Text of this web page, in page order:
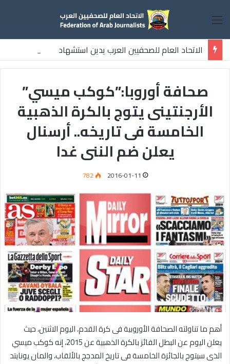
القائمة
الاتحاد العام للصحفيين العرب يدين استشهاد
ثلاثة صحفيين فلسطينيين باستهداف إسرائيلي وسط قطاع غزة
صحافة أوروبا:”كوكب ميسي”
الأرجنتينى يتوج بالكرة الذهبية
الخامسة فى تاريخه.. أرسنال
يعلن ضم الننى غدا
2016-01-11
782
أهم ما تناولته الصحافة الأوروبية فى كرة القدم، اليوم الاثنين، حيث
يعلن اليوم عن البطل الفائز بالكرة الذهبية عن 2015، إنه كوكب ميسي
الذى سيتوج بالجائزة الخامسة فى تاريخ المدجج بالألقاب، والمان يونايتد